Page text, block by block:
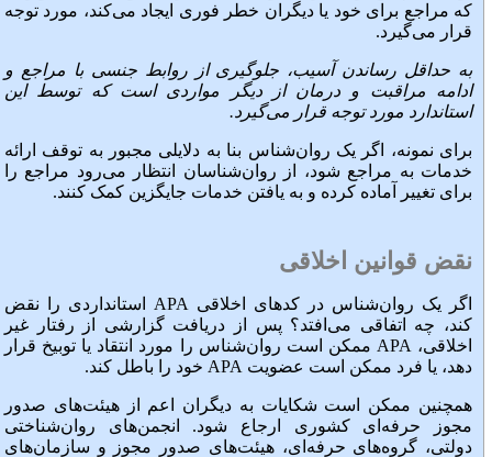
که مراجع برای خود یا دیگران خطر فوری ایجاد می‌کند، مورد توجه
قرار می‌گیرد.
به حداقل رساندن آسیب، جلوگیری از روابط جنسی با مراجع و
ادامه مراقبت و درمان از دیگر مواردی است که توسط این
استاندارد مورد توجه قرار می‌گیرد.
برای نمونه، اگر یک روان‌شناس بنا به دلایلی مجبور به توقف ارائه
خدمات به مراجع شود، از روان‌شناسان انتظار می‌رود مراجع را
برای تغییر آماده کرده و به یافتن خدمات جایگزین کمک کنند.
نقض قوانین اخلاقی
اگر یک روان‌شناس در کدهای اخلاقی APA استانداردی را نقض
کند، چه اتفاقی می‌افتد؟ پس از دریافت گزارشی از رفتار غیر
اخلاقی، APA ممکن است روان‌شناس را مورد انتقاد یا توبیخ قرار
دهد، یا فرد ممکن است عضویت APA خود را باطل کند.
همچنین ممکن است شکایات به دیگران اعم از هیئت‌های صدور
مجوز حرفه‌ای کشوری ارجاع شود. انجمن‌های روان‌شناختی
دولتی، گروه‌های حرفه‌ای، هیئت‌های صدور مجوز و سازمان‌های